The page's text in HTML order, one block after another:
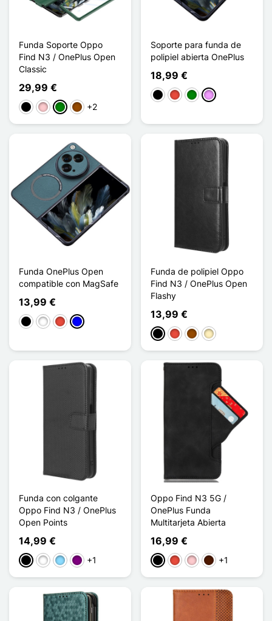
Funda Soporte Oppo
Find N3 / OnePlus Open
Classic
29,99 €
NegroRosaVerdeMarrón
+2
Soporte para funda de
polipiel abierta OnePlus
18,99 €
NegroRojoVerdeMorado claro
Funda OnePlus Open
compatible con MagSafe
13,99 €
NegroBlancoRojoAzul
Funda de polipiel Oppo
Find N3 / OnePlus Open
Flashy
13,99 €
NegroRojoMarrón
Oro
Funda con colgante
Oppo Find N3 / OnePlus
Open Points
14,99 €
NegroBlancoAzul claro
Púrpura
+1
Oppo Find N3 5G /
OnePlus Funda
Multitarjeta Abierta
16,99 €
NegroRojoRosaMarrón oscuro
+1